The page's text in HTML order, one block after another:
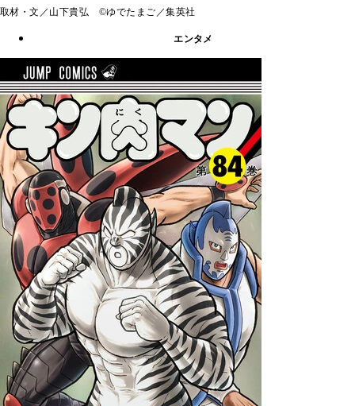
取材・文／山下貴弘 ©ゆでたまご／集英社
エンタメ